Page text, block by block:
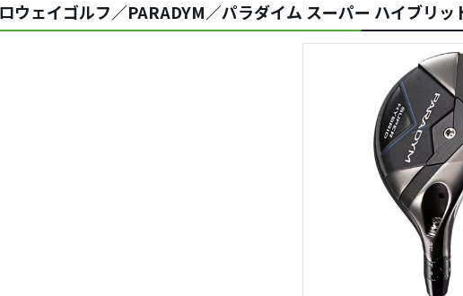
ウェイゴルフ／PARADYM／パラダイム スーパー ハイブリッ